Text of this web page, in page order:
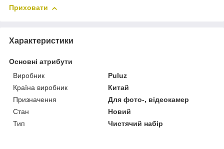
Приховати
Характеристики
Основні атрибути
Виробник
Puluz
Країна виробник
Китай
Призначення
Для фото-, відеокамер
Стан
Новий
Тип
Чистячий набір